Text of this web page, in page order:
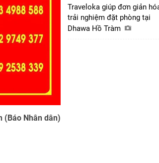
(Báo Nhân dân)
Traveloka giúp đơn giản
trải nghiệm đặt phòng tại
Dhawa Hồ Tràm